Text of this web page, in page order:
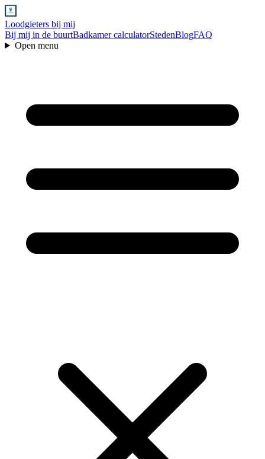
Loodgieters bij mij
Bij mij in de buurtBadkamer calculatorStedenBlogFAQ
Open menu